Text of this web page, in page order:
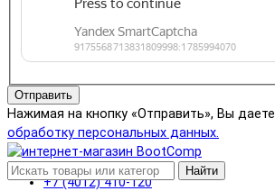
+7 (4012) 410-120
Отправить
Нажимая на кнопку «Отправить», Вы даете
обработку персональных данных.
Найти